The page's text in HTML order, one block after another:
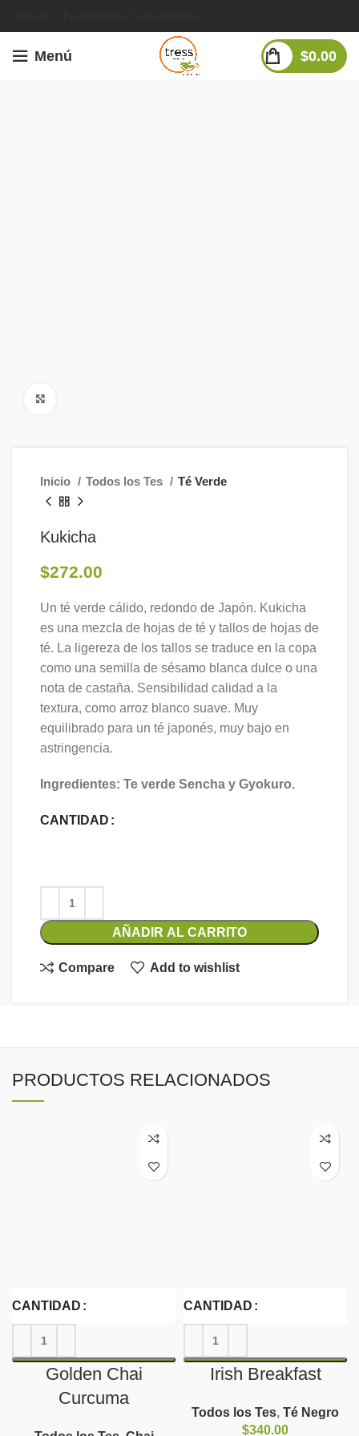
Menú $0.00
Inicio Todos los Tes Té Verde
Kukicha
$272.00
Un té verde cálido, redondo de Japón. Kukicha
es una mezcla de hojas de té y tallos de hojas de
té. La ligereza de los tallos se traduce en la copa
como una semilla de sésamo blanca dulce o una
nota de castaña. Sensibilidad calidad a la
textura, como arroz blanco suave. Muy
equilibrado para un té japonés, muy bajo en
astringencia.
Ingredientes: Te verde Sencha y Gyokuro.
CANTIDAD
AÑADIR AL CARRITO
Compare Add to wishlist
PRODUCTOS RELACIONADOS
CANTIDAD
Golden Chai
Curcuma
CANTIDAD
Irish Breakfast
Todos los Tes, Té Negro
$340.00